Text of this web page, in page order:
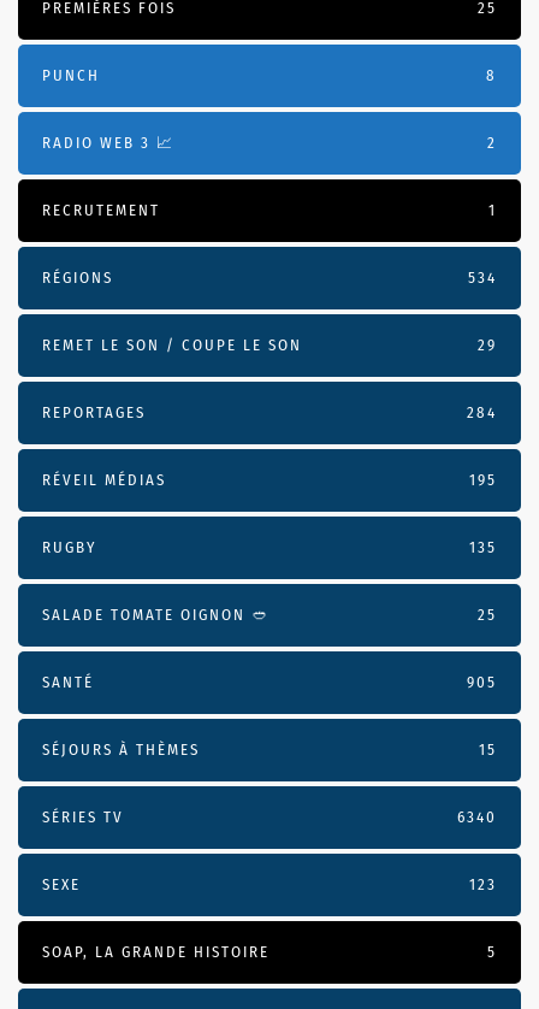
PREMIÈRES FOIS 25
PUNCH 8
RADIO WEB 3 📈 2
RECRUTEMENT 1
RÉGIONS 534
REMET LE SON / COUPE LE SON 29
REPORTAGES 284
RÉVEIL MÉDIAS 195
RUGBY 135
SALADE TOMATE OIGNON 🥙 25
SANTÉ 905
SÉJOURS À THÈMES 15
SÉRIES TV 6340
SEXE 123
SOAP, LA GRANDE HISTOIRE 5